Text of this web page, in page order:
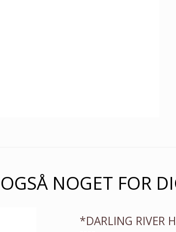
NOGET FOR
*DARLING RIVER